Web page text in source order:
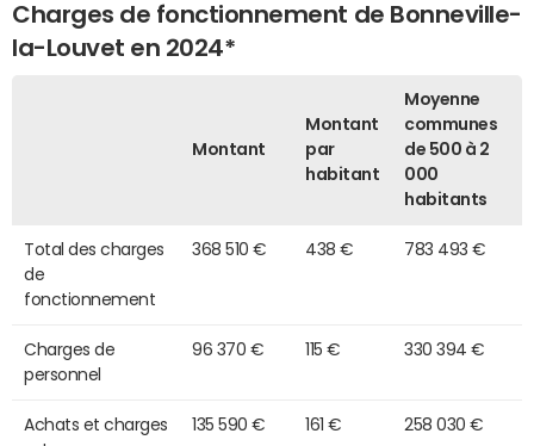
Charges de fonctionnement de Bonneville-
la-Louvet en 2024*
Montant
Montant
par
habitant
Moyenne
communes
de 500 à 2
000
habitants
Total des charges
de
fonctionnement
368 510 € 438 € 783 493 €
Charges de
personnel
96 370 € 115 € 330 394 €
Achats et charges
135 590 € 161 € 258 030 €